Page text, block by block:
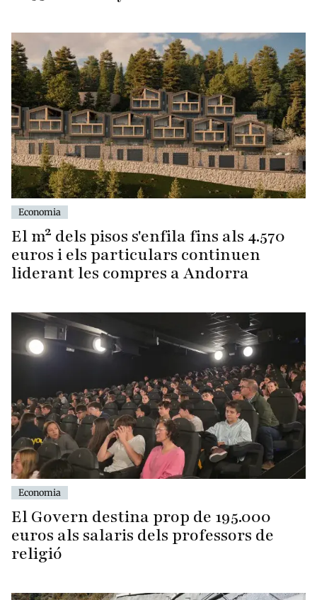
Economia
El m² dels pisos s'enfila fins als 4.570
euros i els particulars continuen
liderant les compres a Andorra
Economia
El Govern destina prop de 195.000
euros als salaris dels professors de
religió